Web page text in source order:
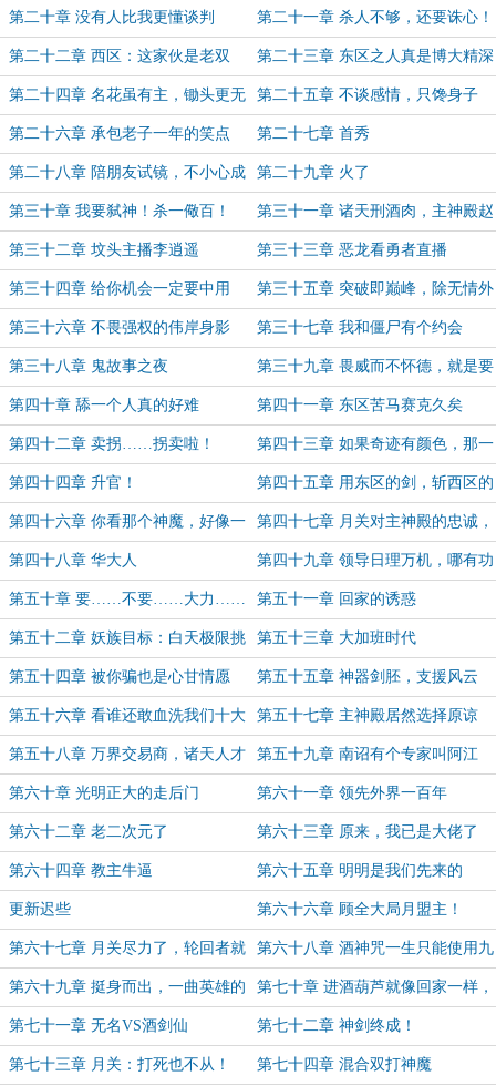
第二十章 没有人比我更懂谈判 第二十一章 杀人不够，还要诛心！
第二十二章 西区：这家伙是老双
标，气死偶咧！
第二十三章 东区之人真是博大精深
第二十四章 名花虽有主，锄头更无
情
第二十五章 不谈感情，只馋身子
第二十六章 承包老子一年的笑点 第二十七章 首秀
第二十八章 陪朋友试镜，不小心成
了大明星
第二十九章 火了
第三十章 我要弑神！杀一儆百！ 第三十一章 诸天刑酒肉，主神殿赵
子龙
第三十二章 坟头主播李逍遥 第三十三章 恶龙看勇者直播
第三十四章 给你机会一定要中用
啊！
第三十五章 突破即巅峰，除无情外
的全员半神！
第三十六章 不畏强权的伟岸身影 第三十七章 我和僵尸有个约会
第三十八章 鬼故事之夜 第三十九章 畏威而不怀德，就是要
狠狠打
第四十章 舔一个人真的好难 第四十一章 东区苦马赛克久矣
第四十二章 卖拐……拐卖啦！ 第四十三章 如果奇迹有颜色，那一
定是红色
第四十四章 升官！ 第四十五章 用东区的剑，斩西区的
官？
第四十六章 你看那个神魔，好像一
条狗哦！
第四十七章 月关对主神殿的忠诚，
根本污蔑不了
第四十八章 华大人 第四十九章 领导日理万机，哪有功
夫亲自上厕所
第五十章 要……不要……大力……
深入……
第五十一章 回家的诱惑
第五十二章 妖族目标：白天极限挑
战，晚上挑战极限
第五十三章 大加班时代
第五十四章 被你骗也是心甘情愿 第五十五章 神器剑胚，支援风云
第五十六章 看谁还敢血洗我们十大
门派
第五十七章 主神殿居然选择原谅
他？
第五十八章 万界交易商，诸天人才
储备基地
第五十九章 南诏有个专家叫阿江
第六十章 光明正大的走后门 第六十一章 领先外界一百年
第六十二章 老二次元了 第六十三章 原来，我已是大佬了
啊！
第六十四章 教主牛逼 第六十五章 明明是我们先来的
更新迟些 第六十六章 顾全大局月盟主！
第六十七章 月关尽力了，轮回者就
是不听啊！
第六十八章 酒神咒一生只能使用九
次，所以……
第六十九章 挺身而出，一曲英雄的
赞歌！
第七十章 进酒葫芦就像回家一样，
里面都是先天之宝
第七十一章 无名VS酒剑仙 第七十二章 神剑终成！
第七十三章 月关：打死也不从！ 第七十四章 混合双打神魔